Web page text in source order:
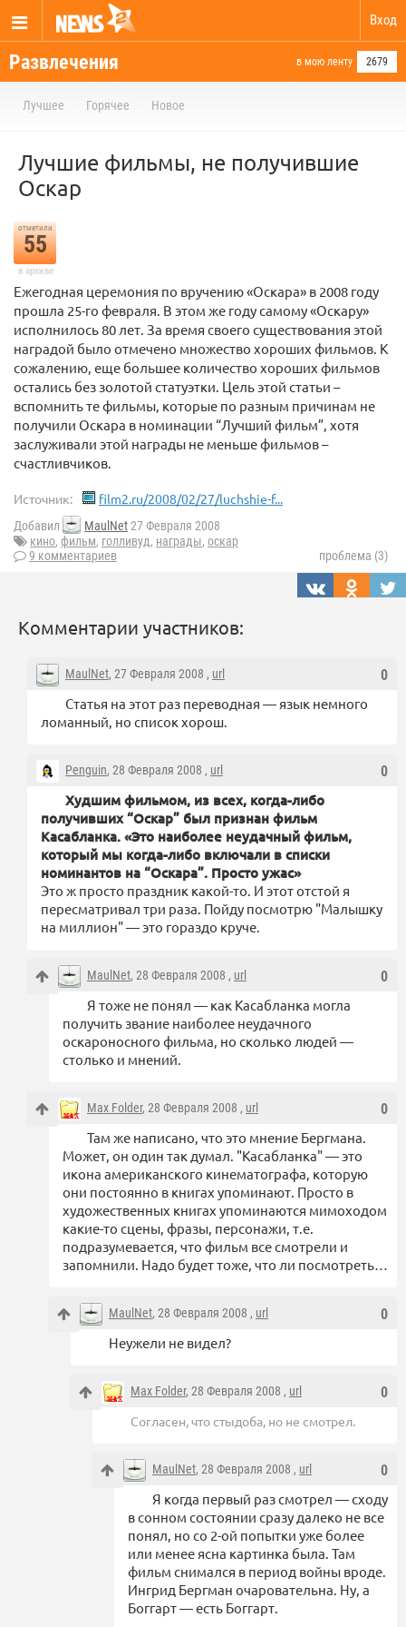
Вход
Развлечения в мою ленту 2679
Лучшее Горячее Новое
Лучшие фильмы, не получившие
Оскар
отметили
55
в архиве
Ежегодная церемония по вручению «Оскара» в 2008 году
прошла 25-го февраля. В этом же году самому «Оскару»
исполнилось 80 лет. За время своего существования этой
наградой было отмечено множество хороших фильмов. К
сожалению, еще большее количество хороших фильмов
остались без золотой статуэтки. Цель этой статьи –
вспомнить те фильмы, которые по разным причинам не
получили Оскара в номинации “Лучший фильм”, хотя
заслуживали этой награды не меньше фильмов –
счастливчиков.
Источник: film2.ru/2008/02/27/luchshie-f...
Добавил MaulNet27 Февраля 2008
кино, фильм, голливуд, награды, оскар
9 комментариев
проблема (3)
Комментарии участников:
0
MaulNet, 27 Февраля 2008 , url
Статья на этот раз переводная — язык немного
ломанный, но список хорош.
0
Penguin, 28 Февраля 2008 , url
Худшим фильмом, из всех, когда-либо
получивших “Оскар” был признан фильм
Касабланка. «Это наиболее неудачный фильм,
который мы когда-либо включали в списки
номинантов на “Оскара”. Просто ужас»
Это ж просто праздник какой-то. И этот отстой я
пересматривал три раза. Пойду посмотрю "Малышку
на миллион" — это гораздо круче.
0
MaulNet, 28 Февраля 2008 , url
Я тоже не понял — как Касабланка могла
получить звание наиболее неудачного
оскароносного фильма, но сколько людей —
столько и мнений.
0
Max Folder, 28 Февраля 2008 , url
Там же написано, что это мнение Бергмана.
Может, он один так думал. "Касабланка" — это
икона американского кинематографа, которую
они постоянно в книгах упоминают. Просто в
художественных книгах упоминаются мимоходом
какие-то сцены, фразы, персонажи, т.е.
подразумевается, что фильм все смотрели и
запомнили. Надо будет тоже, что ли посмотреть…
0
MaulNet, 28 Февраля 2008 , url
Неужели не видел?
0
Max Folder, 28 Февраля 2008 , url
Согласен, что стыдоба, но не смотрел.
0
MaulNet, 28 Февраля 2008 , url
Я когда первый раз смотрел — сходу
в сонном состоянии сразу далеко не все
понял, но со 2-ой попытки уже более
или менее ясна картинка была. Там
фильм снимался в период войны вроде.
Ингрид Бергман очаровательна. Ну, а
Боггарт — есть Боггарт.